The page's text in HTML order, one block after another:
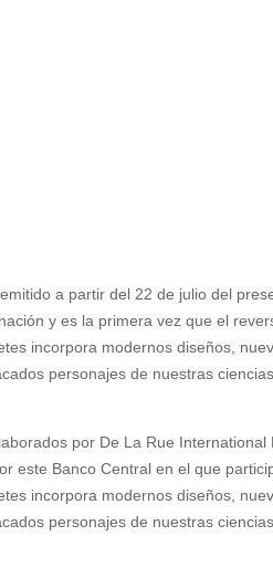
a partir del 22 de julio del
y es la primera vez que el
incorpora modernos diseños,
personajes de nuestras
por De La Rue
este Banco Central en el que
incorpora modernos diseños,
personajes de nuestras